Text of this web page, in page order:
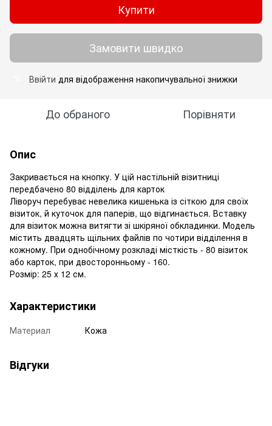
Купити
Замовити швидко
Ввійти для відображення накопичувальної знижки
До обраного Порівняти
Опис
Закривається на кнопку. У цій настільній візитниці
передбачено 80 відділень для карток
Ліворуч перебуває невелика кишенька із сіткою для своїх
візиток, й куточок для паперів, що відгинається. Вставку
для візиток можна витягти зі шкіряної обкладинки. Модель
містить двадцять щільних файлів по чотири відділення в
кожному. При однобічному розкладі місткість - 80 візиток
або карток, при двосторонньому - 160.
Розмір: 25 х 12 см.
Характеристики
Материал Кожа
Відгуки